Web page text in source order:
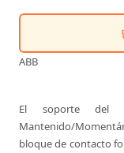
ABB
El soporte del
Mantenido/
bloque de contacto